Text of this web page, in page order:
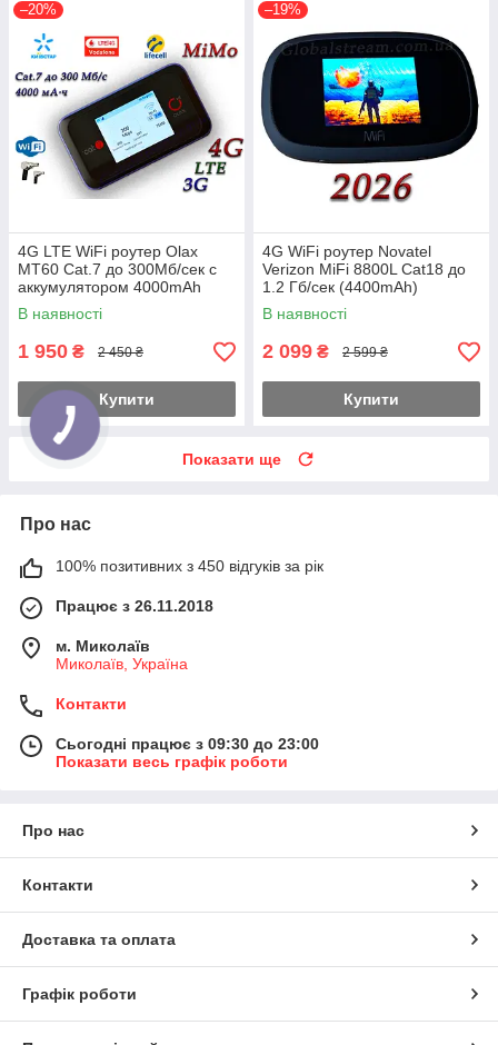
–20%
4G LTE WiFi роутер Olax
MT60 Cat.7 до 300Мб/сек с
аккумулятором 4000mAh
Киевстар, Vodafone, Lifecell
MiMo
В наявності
1 950 ₴ 2 450 ₴
Купити
–19%
4G WiFi роутер Novatel
Verizon MiFi 8800L Cat18 до
1.2 Гб/сек (4400mAh)
(KS,VD,Life) Укр+Pro ( прош.
2026р.)
В наявності
2 099 ₴ 2 599 ₴
Купити
Показати ще
Про нас
100% позитивних з 450 відгуків за рік
Працює з 26.11.2018
м. Миколаїв
Миколаїв, Україна
Контакти
Сьогодні працює з 09:30 до 23:00
Показати весь графік роботи
Про нас
Контакти
Доставка та оплата
Графік роботи